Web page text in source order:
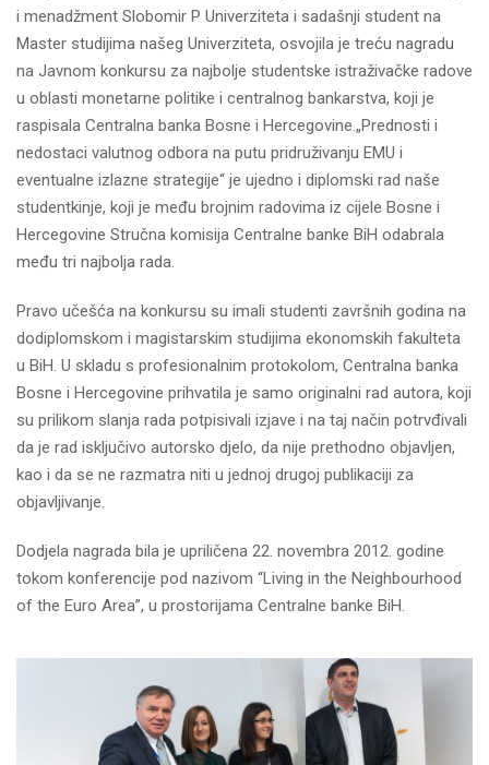
i menadžment Slobomir P Univerziteta i sadašnji student na
Master studijima našeg Univerziteta, osvojila je treću nagradu
na Javnom konkursu za najbolje studentske istraživačke radove
u oblasti monetarne politike i centralnog bankarstva, koji je
raspisala Centralna banka Bosne i Hercegovine.„Prednosti i
nedostaci valutnog odbora na putu pridruživanju EMU i
eventualne izlazne strategije“ je ujedno i diplomski rad naše
studentkinje, koji je među brojnim radovima iz cijele Bosne i
Hercegovine Stručna komisija Centralne banke BiH odabrala
među tri najbolja rada.
Pravo učešća na konkursu su imali studenti završnih godina na
dodiplomskom i magistarskim studijima ekonomskih fakulteta
u BiH. U skladu s profesionalnim protokolom, Centralna banka
Bosne i Hercegovine prihvatila je samo originalni rad autora, koji
su prilikom slanja rada potpisivali izjave i na taj način potrvđivali
da je rad isključivo autorsko djelo, da nije prethodno objavljen,
kao i da se ne razmatra niti u jednoj drugoj publikaciji za
objavljivanje.
Dodjela nagrada bila je upriličena 22. novembra 2012. godine
tokom konferencije pod nazivom “Living in the Neighbourhood
of the Euro Area”, u prostorijama Centralne banke BiH.